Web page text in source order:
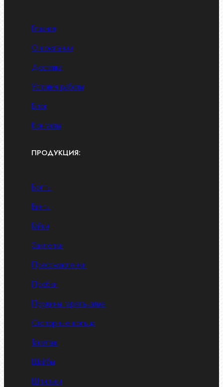
Главная
О компании
Доставка
Условия работы
Блог
Контакты
ПРОДУКЦИЯ:
Болты
Винты
Гайки
Заклепки
Пресс-масленки
Пробки
Пружины тарельчатые
Стопорные кольца
Такелаж
Шайбы
Шпильки